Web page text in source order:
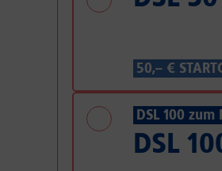
50,– €
DSL 100
DSL